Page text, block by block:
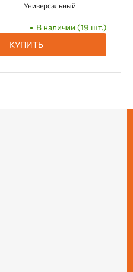
Универсальный
В наличии (19 шт.)
КУПИТЬ